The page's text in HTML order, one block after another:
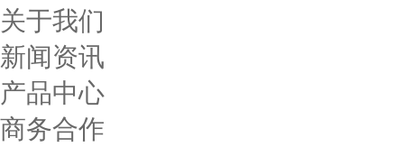
关于我们
新闻资讯
产品中心
商务合作